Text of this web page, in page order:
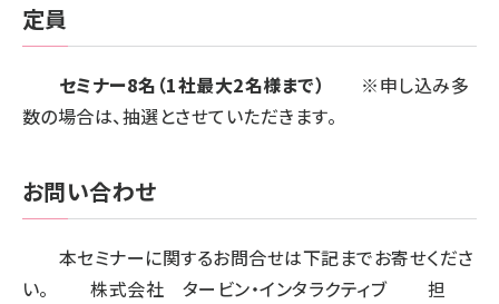
定員
セミナー8名（1社最大2名様まで）
※申し込み多
数の場合は、抽選とさせていただきます。
お問い合わせ
本セミナーに関するお問合せは下記までお寄せくださ
い。 株式会社 タービン・インタラクティブ 担